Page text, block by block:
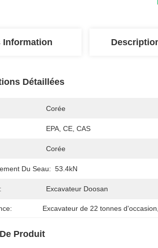
Information
Détaillées
Corée
EPA, CE, CAS
Corée
Du Seau: 53.4kN
Excavateur Doosan
Excavateur de 22 tonnes d'occasion
Produit